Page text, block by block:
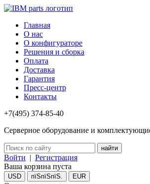
Главная
О нас
О конфигураторе
Решения и сборка
Оплата
Доставка
Гарантия
Пресс-центр
Контакты
+7(495) 374-85-40
Серверное оборудование и
Войти | Регистрация
Ваша корзина пуста
USD пїЅпїЅпїЅ. EUR